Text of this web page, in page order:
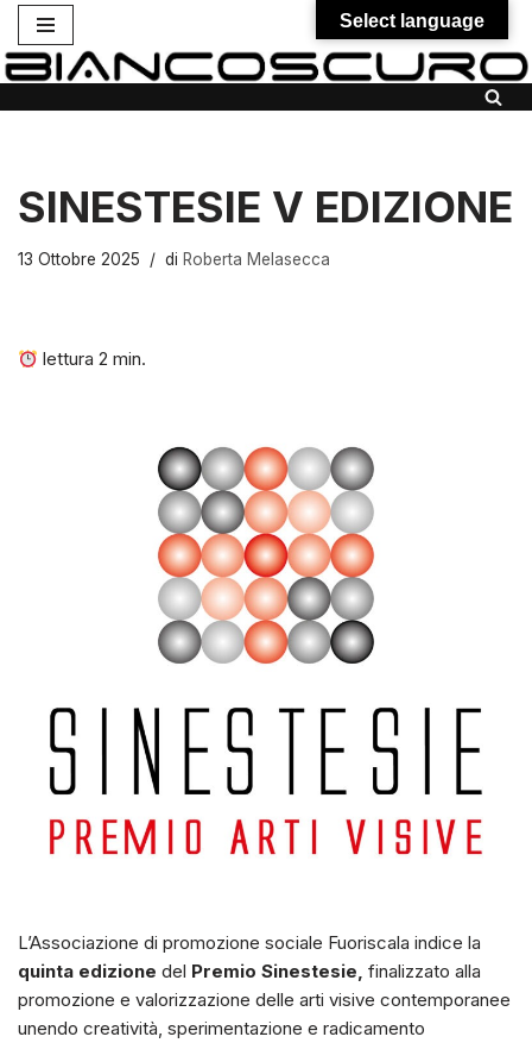
Vai
SINESTESIE V EDIZIONE
13 Ottobre 2025 di Roberta Melasecca
lettura2 min.
L’Associazione di promozione sociale Fuoriscala indice la
quinta edizione del Premio Sinestesie, finalizzato alla
promozione e valorizzazione delle arti visive contemporanee
unendo creatività, sperimentazione e radicamento
Select language